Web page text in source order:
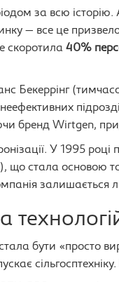
за всю історію.
— все це призвело
скоротила 40%
Бекеррінг
бренд Wirtgen,
У 1995
що стала основою
залишається
бути «просто
сільгосптехніку.